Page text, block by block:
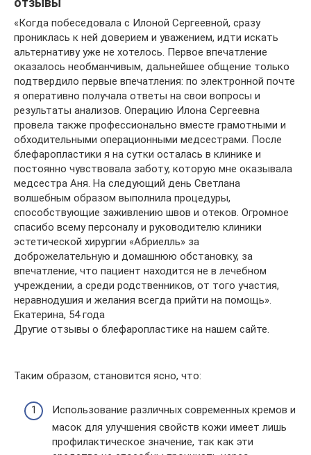
отзывы
«Когда побеседовала с Илоной Сергеевной, сразу
прониклась к ней доверием и уважением, идти искать
альтернативу уже не хотелось. Первое впечатление
оказалось необманчивым, дальнейшее общение только
подтвердило первые впечатления: по электронной почте
я оперативно получала ответы на свои вопросы и
результаты анализов. Операцию Илона Сергеевна
провела также профессионально вместе грамотными и
обходительными операционными медсестрами. После
блефаропластики я на сутки осталась в клинике и
постоянно чувствовала заботу, которую мне оказывала
медсестра Аня. На следующий день Светлана
волшебным образом выполнила процедуры,
способствующие заживлению швов и отеков. Огромное
спасибо всему персоналу и руководителю клиники
эстетической хирургии «Абриелль» за
доброжелательную и домашнюю обстановку, за
впечатление, что пациент находится не в лечебном
учреждении, а среди родственников, от того участия,
неравнодушия и желания всегда прийти на помощь».
Екатерина, 54 года
Другие отзывы о блефаропластике на нашем сайте.
Таким образом, становится ясно, что:
Использование различных современных кремов и
масок для улучшения свойств кожи имеет лишь
профилактическое значение, так как эти